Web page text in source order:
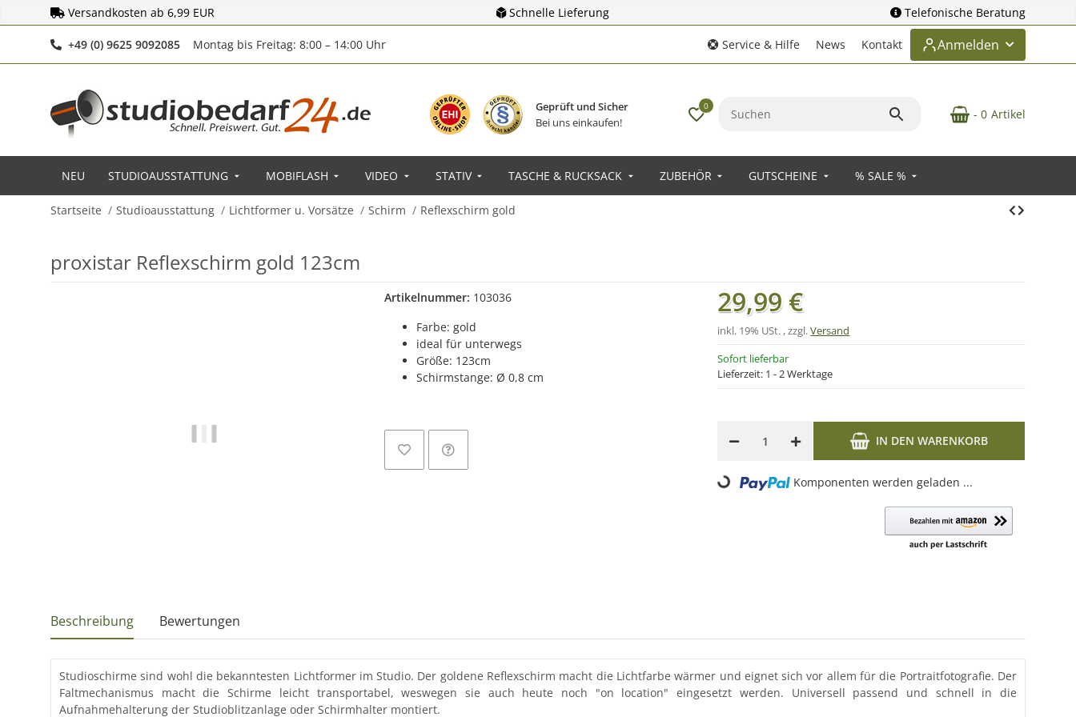
Versandkosten ab 6,99 EUR Schnelle Lieferung Telefonische Beratung
+49 (0) 9625 9092085Telefonnummer
Montag bis Freitag: 8:00 – 14:00 Uhr Service & Hilfe News Kontakt Anmelden
Geprüft und Sicher
Bei uns einkaufen!
0
- 0 Artikel
NEU STUDIOAUSSTATTUNG MOBIFLASH VIDEO STATIV TASCHE & RUCKSACK ZUBEHÖR GUTSCHEINE % SALE %
Startseite Studioausstattung Lichtformer u. Vorsätze Schirm Reflexschirm gold
proxistar Reflexschirm gold 123cm
Artikelnummer: 103036
Farbe: gold
ideal für unterwegs
Größe: 123cm
Schirmstange: Ø 0,8 cm
Sofort lieferbar
Lieferzeit: 1 - 2 Werktage
29,99 €
inkl. 19% USt. , zzgl.Versand
IN DEN WARENKORB
Loading... Komponenten werden geladen ...
Beschreibung Bewertungen
Studioschirme sind wohl die bekanntesten Lichtformer im Studio. Der goldene Reflexschirm macht die Lichtfarbe wärmer und eignet sich vor allem für die Portraitfotografie. Der
Faltmechanismus macht die Schirme leicht transportabel, weswegen sie auch heute noch "on location" eingesetzt werden. Universell passend und schnell in die
Aufnahmehalterung der Studioblitzanlage oder Schirmhalter montiert.